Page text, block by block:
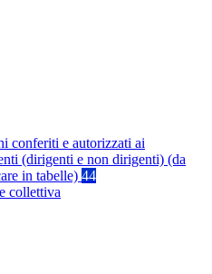
conferiti e autorizzati ai
(dirigenti e non dirigenti) (da
in tabelle) 44
collettiva